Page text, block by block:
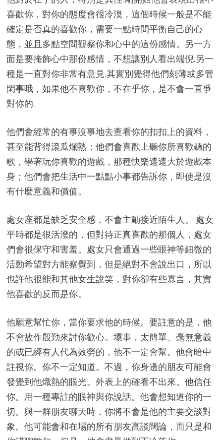
喜歡你，對你的態度會很冷漠，這個時候一般是不能
確定是否真的喜歡你，需要一點時間平衡自己的心
態，並且多點空間觀察你和心中的這份感情。另一方
面是要掩飾心中那份感情，不想讓別人看出端倪.另一
種是一直對你非常有意見.其實別覺得他們刻薄或多管
閑事哦，如果他不喜歡你，不在乎你，是不會一直爭
對你的.
他們會經常的有事沒事地去查看你的扣扣上的資料，
甚至能背得滾瓜爛熟；他們會喜歡上聽你所喜歡聽的
歌，學著玩你喜歡的遊戲，那種快樂遠遠大於遊戲本
身；他們會把生活中一點點小事都告訴你，即使是沒
有什麼意義和價值。
處女座都是缺乏安全感，不會主動接近陌生人。 處女
平時都是很活潑的，但對待正真喜歡的那個人，處女
們會很保守和害羞。處女只會通過一些眼神等細微的
活動希望對方能察覺到，但是絕對不會說出口，所以
也許他很能和其他女生說笑，對你卻有些寡言，其實
他喜歡的反而是你。
他願意幫忙你，當你要求他的時候。要註意的是，他
不會故作殷勤來討你歡心。壞事，太簡單、毫無意義
的或已經有人代為效勞的，他不一定會幫。他會暗中
註視你。你不一定知道。不過，你身邊的朋友可能會
發覺到他熾熱的眼光。外表上的確看不出來。他信任
你。用一種專註的眼神與你說話。他會想知道你的一
切。與一群朋友聊天時，你將不會是他的主要交談對
象。他可能會和在場的所有朋友高談闊論，而只是和